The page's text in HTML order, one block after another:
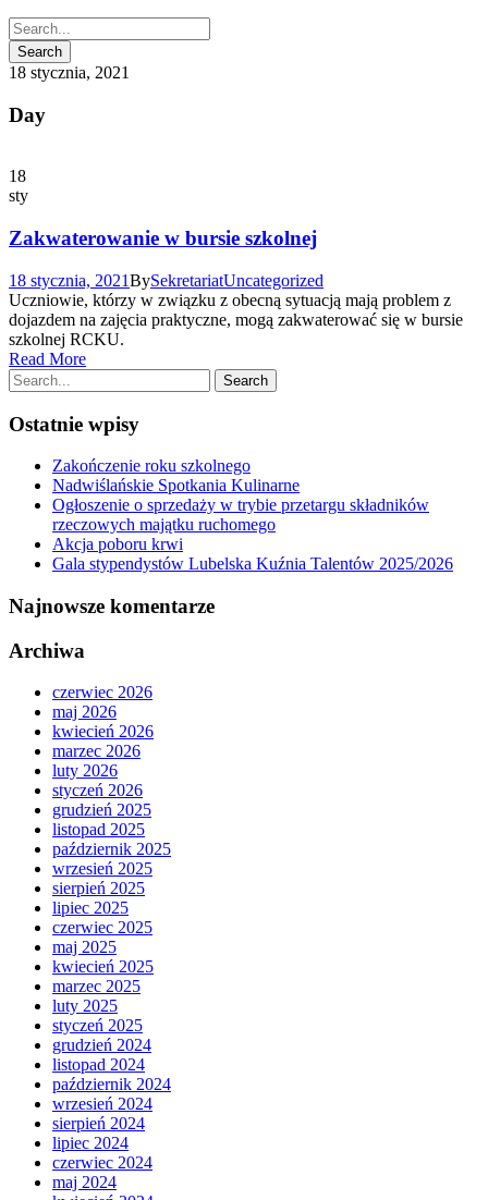
18 stycznia, 2021
Day
18
sty
Zakwaterowanie w bursie szkolnej
18 stycznia, 2021BySekretariatUncategorized
Uczniowie, którzy w związku z obecną sytuacją mają problem z
dojazdem na zajęcia praktyczne, mogą zakwaterować się w bursie
szkolnej RCKU.
Read More
Ostatnie wpisy
Zakończenie roku szkolnego
Nadwiślańskie Spotkania Kulinarne
Ogłoszenie o sprzedaży w trybie przetargu składników
rzeczowych majątku ruchomego
Akcja poboru krwi
Gala stypendystów Lubelska Kuźnia Talentów 2025/2026
Najnowsze komentarze
Archiwa
czerwiec 2026
maj 2026
kwiecień 2026
marzec 2026
luty 2026
styczeń 2026
grudzień 2025
listopad 2025
październik 2025
wrzesień 2025
sierpień 2025
lipiec 2025
czerwiec 2025
maj 2025
kwiecień 2025
marzec 2025
luty 2025
styczeń 2025
grudzień 2024
listopad 2024
październik 2024
wrzesień 2024
sierpień 2024
lipiec 2024
czerwiec 2024
maj 2024